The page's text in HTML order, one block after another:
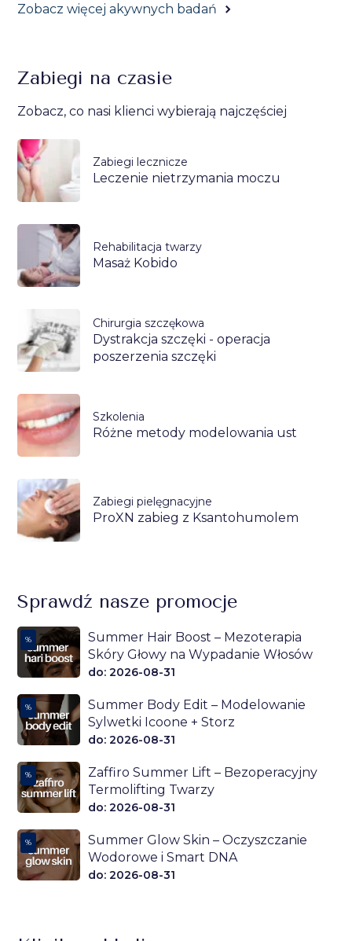
Zobacz więcej akywnych badań
Zabiegi na czasie
Zobacz, co nasi klienci wybierają najczęściej
Zabiegi lecznicze
Leczenie nietrzymania moczu
Rehabilitacja twarzy
Masaż Kobido
Chirurgia szczękowa
Dystrakcja szczęki - operacja
poszerzenia szczęki
Szkolenia
Różne metody modelowania ust
Zabiegi pielęgnacyjne
ProXN zabieg z Ksantohumolem
Sprawdź nasze promocje
%
Summer Hair Boost – Mezoterapia
Skóry Głowy na Wypadanie Włosów
do: 2026-08-31
%
Summer Body Edit – Modelowanie
Sylwetki Icoone + Storz
do: 2026-08-31
%
Zaffiro Summer Lift – Bezoperacyjny
Termolifting Twarzy
do: 2026-08-31
%
Summer Glow Skin – Oczyszczanie
Wodorowe i Smart DNA
do: 2026-08-31